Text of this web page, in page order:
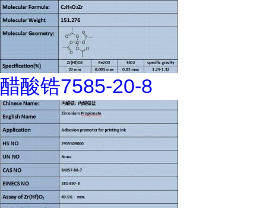
醋酸锆7585-20-8